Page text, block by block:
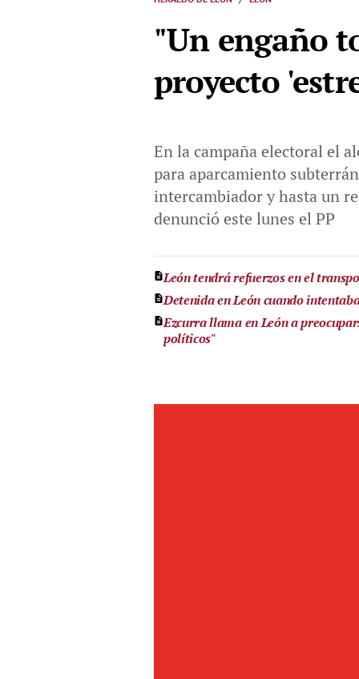
"Un engaño
proyecto
En la campaña electoral el
para aparcamiento
intercambiador y hasta un
denunció este lunes el PP
León tendrá refuerzos en el
Detenida en León cuando
Ezcurra llama en León a
políticos"